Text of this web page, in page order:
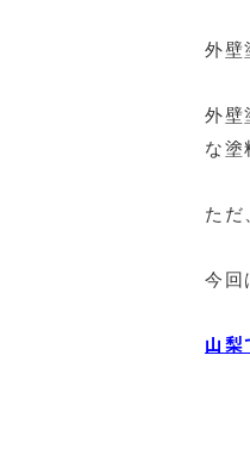
外壁
外壁
な塗
ただ
今回
山梨